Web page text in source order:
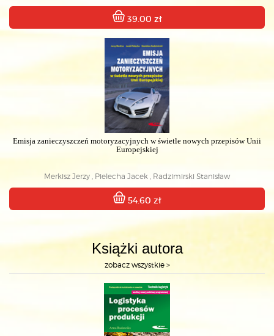
39.00 zł
Emisja zanieczyszczeń motoryzacyjnych w świetle nowych przepisów Unii
Europejskiej
Merkisz Jerzy , Pielecha Jacek , Radzimirski Stanisław
54.60 zł
Książki autora
zobacz wszystkie >